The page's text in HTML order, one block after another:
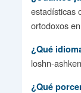
estadísticas
ortodoxos
¿Qué
loshn-
¿Qué